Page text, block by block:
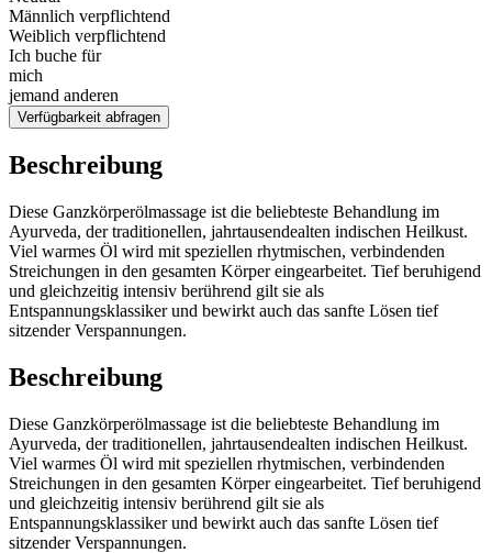
Männlich verpflichtend
Weiblich verpflichtend
Ich buche für
mich
jemand anderen
Verfügbarkeit abfragen
Beschreibung
Diese Ganzkörperölmassage ist die beliebteste Behandlung im
Ayurveda, der traditionellen, jahrtausendealten indischen Heilkust.
Viel warmes Öl wird mit speziellen rhytmischen, verbindenden
Streichungen in den gesamten Körper eingearbeitet. Tief beruhigend
und gleichzeitig intensiv berührend gilt sie als
Entspannungsklassiker und bewirkt auch das sanfte Lösen tief
sitzender Verspannungen.
Beschreibung
Diese Ganzkörperölmassage ist die beliebteste Behandlung im
Ayurveda, der traditionellen, jahrtausendealten indischen Heilkust.
Viel warmes Öl wird mit speziellen rhytmischen, verbindenden
Streichungen in den gesamten Körper eingearbeitet. Tief beruhigend
und gleichzeitig intensiv berührend gilt sie als
Entspannungsklassiker und bewirkt auch das sanfte Lösen tief
sitzender Verspannungen.